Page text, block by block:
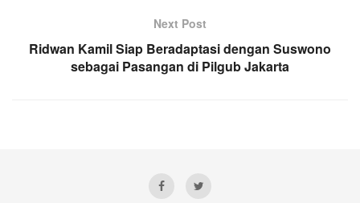
Next Post
Ridwan Kamil Siap Beradaptasi dengan Suswono
sebagai Pasangan di Pilgub Jakarta